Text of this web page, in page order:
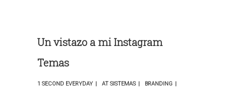
Un vistazo a mi Instagram
Temas
1 SECOND EVERYDAY AT SISTEMAS BRANDING